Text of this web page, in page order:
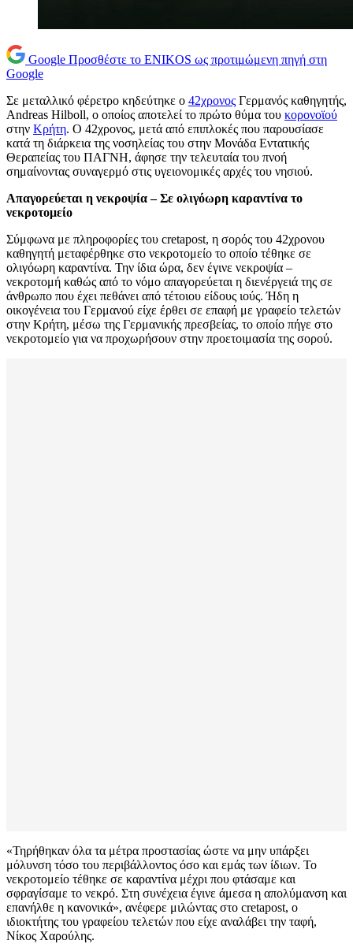
Google Προσθέστε το ENIKOS ως προτιμώμενη πηγή στη
Google
Σε μεταλλικό φέρετρο κηδεύτηκε ο 42χρονος Γερμανός καθηγητής,
Andreas Hilboll, ο οποίος αποτελεί το πρώτο θύμα του κορoνοϊού
στην Κρήτη. Ο 42χρονος, μετά από επιπλοκές που παρουσίασε
κατά τη διάρκεια της νοσηλείας του στην Μονάδα Εντατικής
Θεραπείας του ΠΑΓΝΗ, άφησε την τελευταία του πνοή
σημαίνοντας συναγερμό στις υγειονομικές αρχές του νησιού.
Απαγορεύεται η νεκροψία – Σε ολιγόωρη καραντίνα το
νεκροτομείο
Σύμφωνα με πληροφορίες του cretapost, η σορός του 42χρονου
καθηγητή μεταφέρθηκε στο νεκροτομείο το οποίο τέθηκε σε
ολιγόωρη καραντίνα. Την ίδια ώρα, δεν έγινε νεκροψία –
νεκροτομή καθώς από το νόμο απαγορεύεται η διενέργειά της σε
άνθρωπο που έχει πεθάνει από τέτοιου είδους ιούς. Ήδη η
οικογένεια του Γερμανού είχε έρθει σε επαφή με γραφείο τελετών
στην Κρήτη, μέσω της Γερμανικής πρεσβείας, το οποίο πήγε στο
νεκροτομείο για να προχωρήσουν στην προετοιμασία της σορού.
«Τηρήθηκαν όλα τα μέτρα προστασίας ώστε να μην υπάρξει
μόλυνση τόσο του περιβάλλοντος όσο και εμάς των ίδιων. Το
νεκροτομείο τέθηκε σε καραντίνα μέχρι που φτάσαμε και
σφραγίσαμε το νεκρό. Στη συνέχεια έγινε άμεσα η απολύμανση και
επανήλθε η κανονικά», ανέφερε μιλώντας στο cretapost, ο
ιδιοκτήτης του γραφείου τελετών που είχε αναλάβει την ταφή,
Νίκος Χαρούλης.